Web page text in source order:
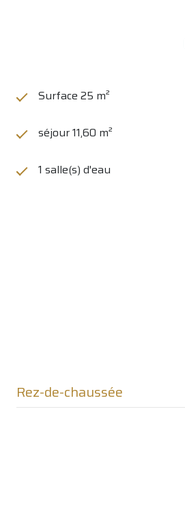
Surface 25 m²
séjour 11,60 m²
1 salle(s) d'eau
Rez-de-chaussée